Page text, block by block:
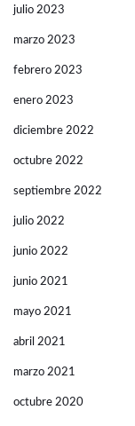
julio 2023
marzo 2023
febrero 2023
enero 2023
diciembre 2022
octubre 2022
septiembre 2022
julio 2022
junio 2022
junio 2021
mayo 2021
abril 2021
marzo 2021
octubre 2020